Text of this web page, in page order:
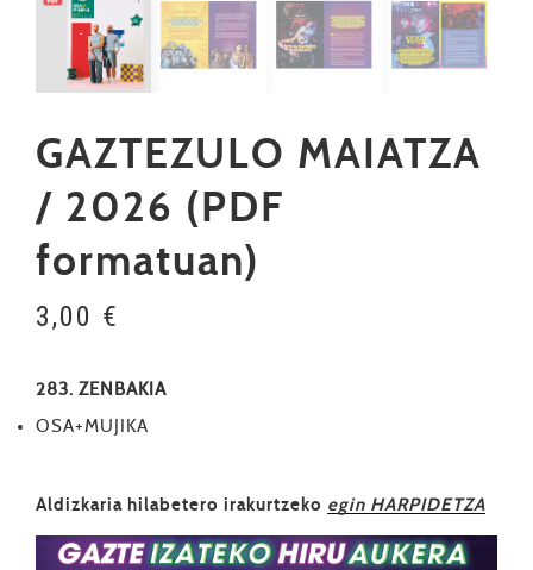
GAZTEZULO MAIATZA
/ 2026 (PDF
formatuan)
3,00 €
283. ZENBAKIA
OSA+MUJIKA
Aldizkaria hilabetero irakurtzeko egin HARPIDETZA